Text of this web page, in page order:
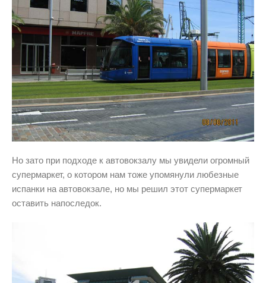
Но зато при подходе к автовокзалу мы увидели огромный
супермаркет, о котором нам тоже упомянули любезные
испанки на автовокзале, но мы решил этот супермаркет
оставить напоследок.